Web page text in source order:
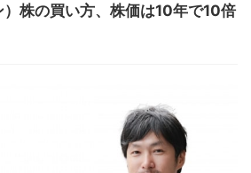
株の買い方、株価は10年で10倍